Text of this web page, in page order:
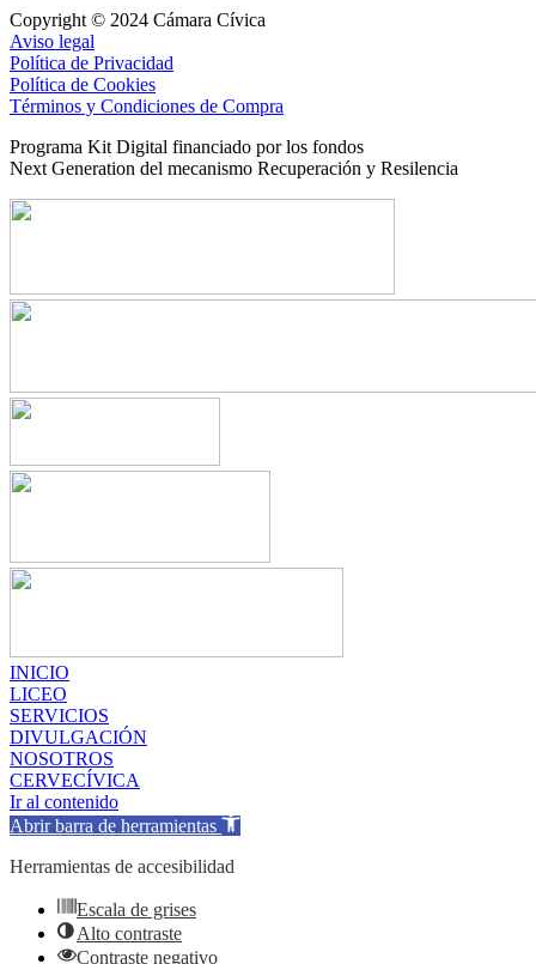
Copyright © 2024 Cámara Cívica
Aviso legal
Política de Privacidad
Política de Cookies
Términos y Condiciones de Compra
Programa Kit Digital financiado por los fondos
Next Generation del mecanismo Recuperación y Resilencia
INICIO
LICEO
SERVICIOS
DIVULGACIÓN
NOSOTROS
CERVECÍVICA
Ir al contenido
Abrir barra de herramientas
Herramientas de accesibilidad
Escala de grises
Alto contraste
Contraste negativo